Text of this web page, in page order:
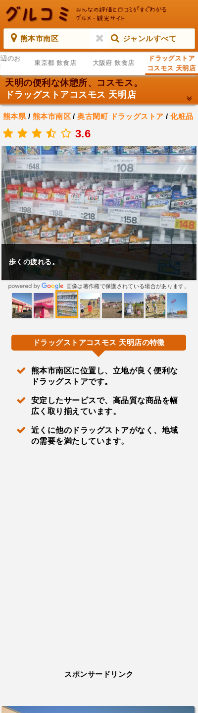
熊本市南区 ジャンルすべて
のお
東京都 飲食店 大阪府 飲食店
ドラッグストア
コスモス 天明店
天明の便利な休憩所、コスモス。
ドラッグストアコスモス 天明店
熊本県 / 熊本市南区/奥古閑町 ドラッグストア /化粧品
.
3.6
歩くの疲れる。
画像は著作権で保護されている場合があります。
ドラッグストアコスモス 天明店の特徴
熊本市南区に位置し、立地が良く便利な
ドラッグストアです。
安定したサービスで、高品質な商品を幅
広く取り揃えています。
近くに他のドラッグストアがなく、地域
の需要を満たしています。
スポンサードリンク